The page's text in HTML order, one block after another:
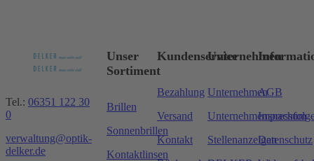
Tel.: 06351 122 30
0
verwaltung@optik-
delker.de
Unser
Sortiment
Brillen
Sonnenbrillen
Kontaktlinsen
Kundenservice
Bezahlung
Versand
Kontakt
Unternehmen
Unternehmen
Stellenanzeigen
AGB
Impressum
Datenschutz